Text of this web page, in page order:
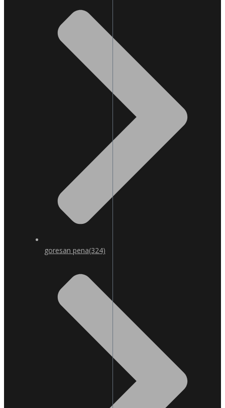
goresan pena(324)